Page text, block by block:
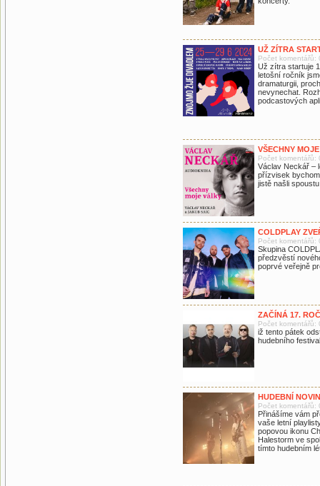
UŽ ZÍTRA
Počet komentářů:
Už zítra startuje
letošní ročník
dramaturgii,
nevynechat.
podcastových
VŠECHNY
Počet komentářů:
Václav Neckář –
přízvisek
jistě našli spoustu
COLDPLAY
Počet komentářů:
Skupina
předzvěstí
poprvé veřejně
ZAČÍNÁ 17.
Počet komentářů:
iž tento pátek
hudebního
HUDEBNÍ
Počet komentářů:
Přinášíme vám
vaše letní
popovou ikonu
Halestorm ve
tímto hudebním